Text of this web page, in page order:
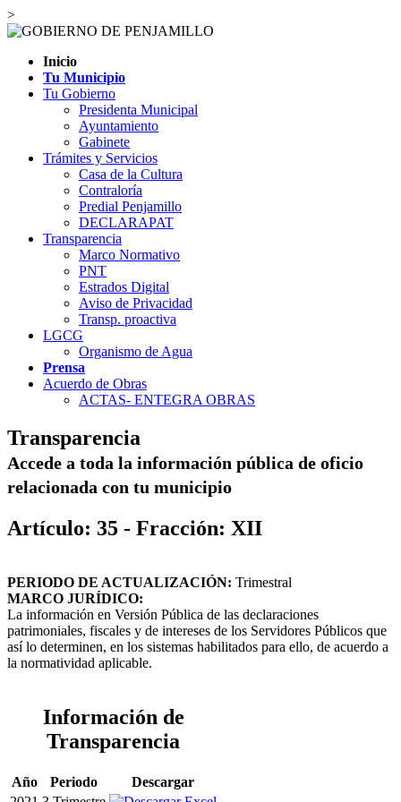
>
Inicio
Tu Municipio
Tu Gobierno
Presidenta Municipal
Ayuntamiento
Gabinete
Trámites y Servicios
Casa de la Cultura
Contraloría
Predial Penjamillo
DECLARAPAT
Transparencia
Marco Normativo
PNT
Estrados Digital
Aviso de Privacidad
Transp. proactiva
LGCG
Organismo de Agua
Prensa
Acuerdo de Obras
ACTAS- ENTEGRA OBRAS
Transparencia
Accede a toda la información pública de oficio
relacionada con tu municipio
Artículo: 35 - Fracción: XII
PERIODO DE ACTUALIZACIÓN: Trimestral
MARCO JURÍDICO:
La información en Versión Pública de las declaraciones
patrimoniales, fiscales y de intereses de los Servidores Públicos que
así lo determinen, en los sistemas habilitados para ello, de acuerdo a
la normatividad aplicable.
Información de
Transparencia
Año Periodo
Descargar